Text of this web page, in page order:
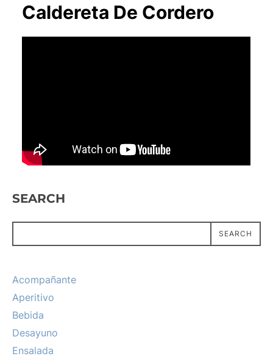
Caldereta De Cordero
SEARCH
SEARCH
Acompañante
Aperitivo
Bebida
Desayuno
Ensalada